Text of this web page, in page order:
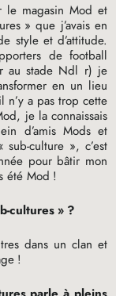
le magasin Mod et
» que j’avais en
style et d’attitude.
de football
au stade Ndl r) je
en un lieu
n’y a pas trop cette
je la connaissais
d’amis Mods et
sub-culture », c’est
pour bâtir mon
été Mod !
cultures» ?
dans un clan et
!